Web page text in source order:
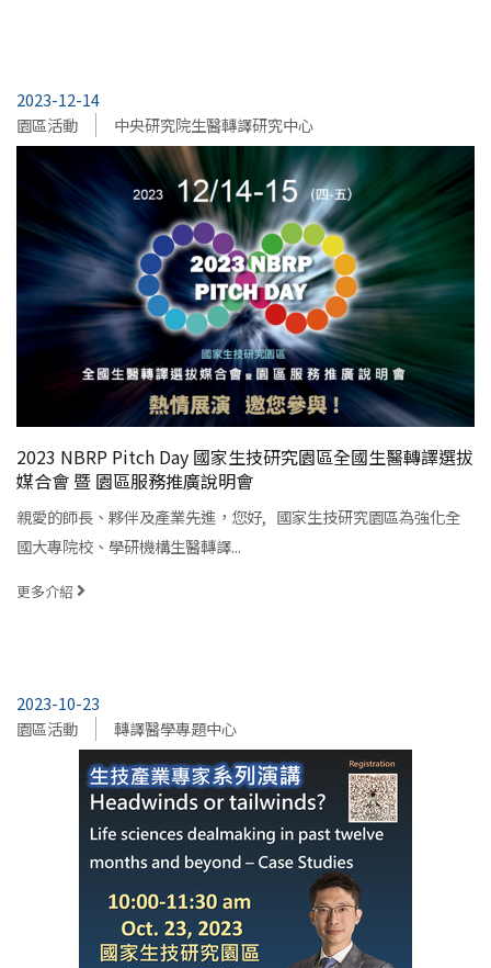
2023-12-14
園區活動
中央研究院生醫轉譯研究中心
2023 NBRP Pitch Day 國家生技研究園區全國生醫轉譯選拔
媒合會 暨 園區服務推廣說明會
親愛的師長、夥伴及產業先進，您好, 國家生技研究園區為強化全
國大專院校、學研機構生醫轉譯...
更多介紹
2023-10-23
園區活動
轉譯醫學專題中心